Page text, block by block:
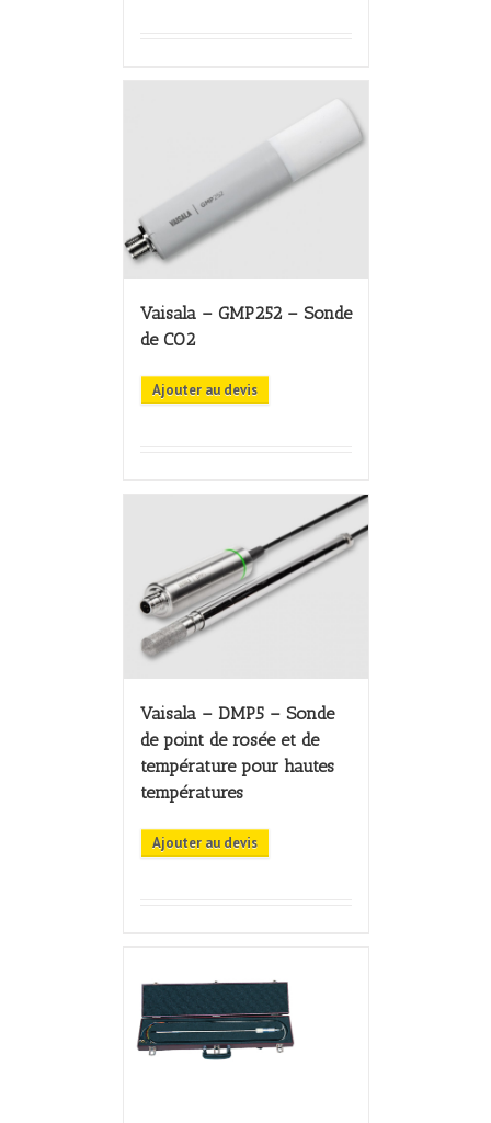
Vaisala – GMP252 – Sonde
de CO2
Ajouter au devis
Vaisala – DMP5 – Sonde
de point de rosée et de
température pour hautes
températures
Ajouter au devis